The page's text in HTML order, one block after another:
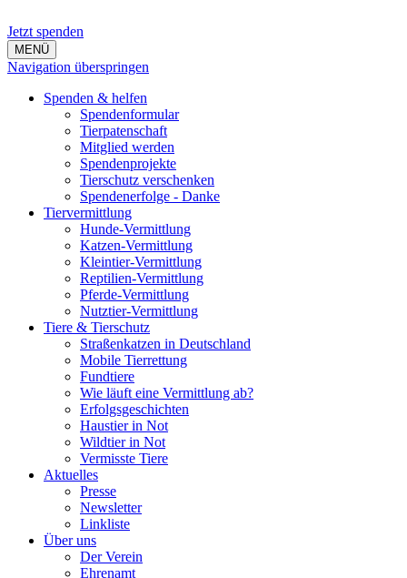
Jetzt spenden
MENÜ
Navigation überspringen
Spenden & helfen
Spendenformular
Tierpatenschaft
Mitglied werden
Spendenprojekte
Tierschutz verschenken
Spendenerfolge - Danke
Tiervermittlung
Hunde-Vermittlung
Katzen-Vermittlung
Kleintier-Vermittlung
Reptilien-Vermittlung
Pferde-Vermittlung
Nutztier-Vermittlung
Tiere & Tierschutz
Straßenkatzen in Deutschland
Mobile Tierrettung
Fundtiere
Wie läuft eine Vermittlung ab?
Erfolgsgeschichten
Haustier in Not
Wildtier in Not
Vermisste Tiere
Aktuelles
Presse
Newsletter
Linkliste
Über uns
Der Verein
Ehrenamt